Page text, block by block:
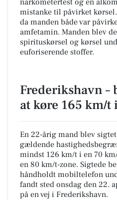
mistanke til påvirket
da manden både var
amfetamin. Manden blev
spirituskørsel og kørsel
euforiserende stoffer.
Frederikshavn
at køre 165 km/t
En 22-årig mand blev
gældende
mindst 126 km/t i en 70
en 80 km/t-zone. Sigtede
håndholdt mobiltelefon
fandt sted onsdag den 22.
på en vej i Frederikshavn.